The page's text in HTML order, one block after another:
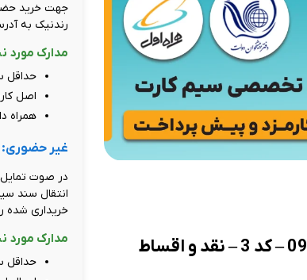
جهت خرید
رندنیک به
مدارک مورد
حداقل سن 18
اصل
همراه
غیر حضوری:
در صوت
انتقال سند
خریداری شده
مدارک مورد
حداقل سن 18